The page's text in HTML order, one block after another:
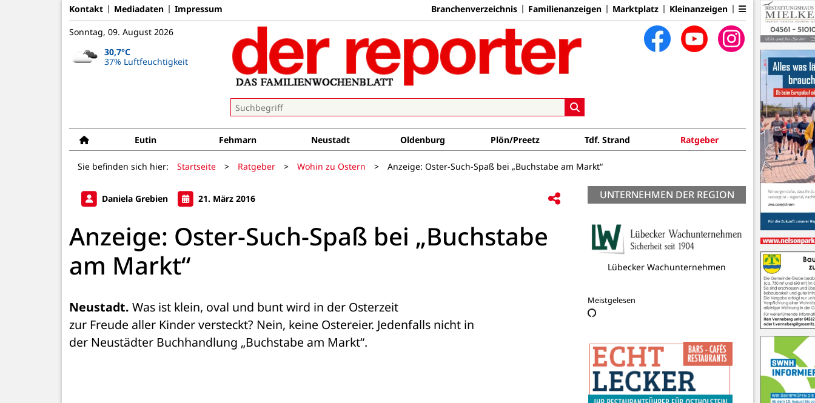
Kontakt Mediadaten Impressum Branchenverzeichnis Familienanzeigen Marktplatz Kleinanzeigen
Sonntag, 09. August 2026
30,7°C
37% Luftfeuchtigkeit
Eutin Fehmarn Neustadt Oldenburg Plön/Preetz Tdf. Strand Ratgeber
Sie befinden sich hier: Startseite > Ratgeber > Wohin zu Ostern > Anzeige: Oster-Such-Spaß bei „Buchstabe am Markt“
Daniela Grebien 21. März 2016
Anzeige: Oster-Such-Spaß bei „Buchstabe
am Markt“
Neustadt. Was ist klein, oval und bunt wird in der Osterzeit
zur Freude aller Kinder versteckt? Nein, keine Ostereier. Jedenfalls nicht in
der Neustädter Buchhandlung „Buchstabe am Markt“.
UNTERNEHMEN DER REGION
DLRG Grömitz e.V.
Meistgelesen